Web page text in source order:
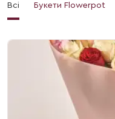
Всі Букети Flowerpot